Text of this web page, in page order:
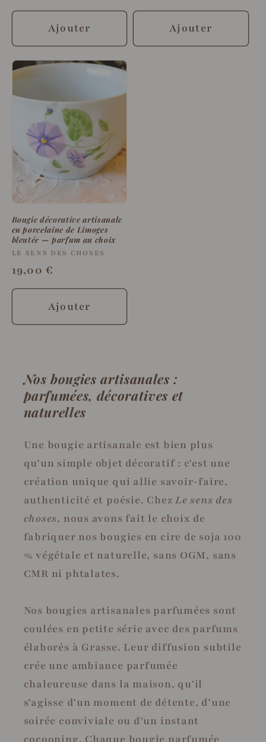
habituel
Ajouter
habituel
Ajouter
Bougie décorative artisanale
en porcelaine de Limoges
bleutée — parfum au choix
Fournisseur :
LE SENS DES CHOSES
Prix
habituel
19,00 €
Ajouter
Nos bougies artisanales :
parfumées, décoratives et
naturelles
Une bougie artisanale est bien plus
qu’un simple objet décoratif : c’est une
création unique qui allie savoir-faire,
authenticité et poésie. ChezLe sens des
choses, nous avons fait le choix de
fabriquer nos bougies en cire de soja 100
% végétale et naturelle, sans OGM, sans
CMR ni phtalates.
Nos bougies artisanales parfumées sont
coulées en petite série avec des parfums
élaborés à Grasse. Leur diffusion subtile
crée une ambiance parfumée
chaleureuse dans la maison, qu’il
s’agisse d’un moment de détente, d’une
soirée conviviale ou d’un instant
cocooning. Chaque bougie parfumée